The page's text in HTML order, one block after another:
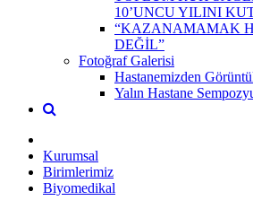
10’UNCU YILINI
“KAZANAMAMAK
DEĞİL”
Fotoğraf Galerisi
Hastanemizden
Yalın Hastane
Kurumsal
Birimlerimiz
Biyomedikal